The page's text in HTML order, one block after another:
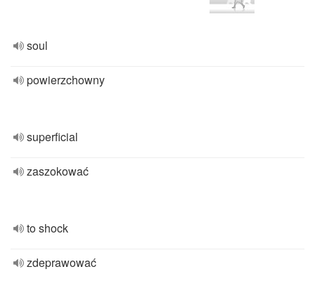
soul
powierzchowny
superficial
zaszokować
to shock
zdeprawować